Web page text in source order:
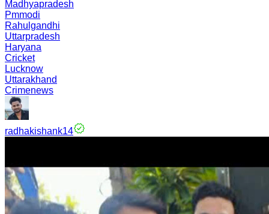
Madhyapradesh
Pmmodi
Rahulgandhi
Uttarpradesh
Haryana
Cricket
Lucknow
Uttarakhand
Crimenews
radhakishank14